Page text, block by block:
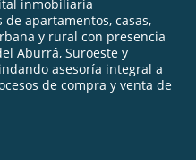
inmobiliaria
apartamentos, casas,
y rural con presencia
Aburrá, Suroeste y
asesoría integral a
de compra y venta de